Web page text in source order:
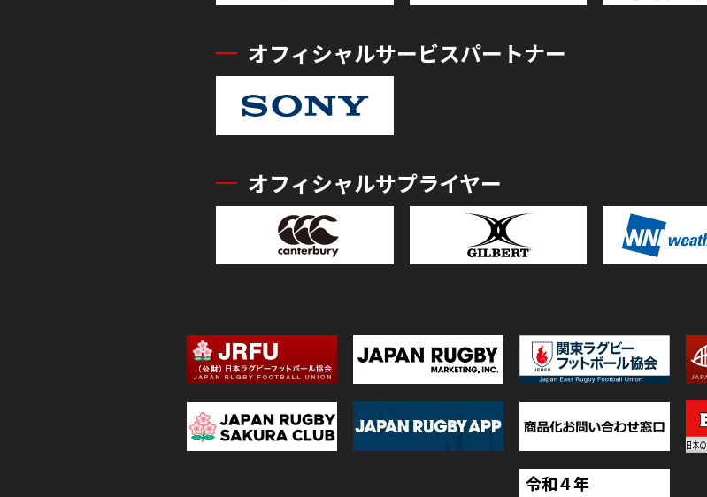
オフィシャルサービスパートナー
オフィシャルサプライヤー